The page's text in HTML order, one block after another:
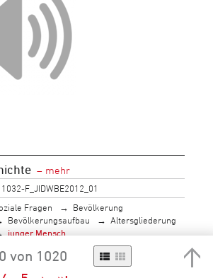
1032-F_JIDWBE2012_01
Fragen
Bevölkerung
Bevölkerungsaufbau
Altersgliederung
junger Mensch
Leben in der Gesellschaft
Freizeit
von 1020